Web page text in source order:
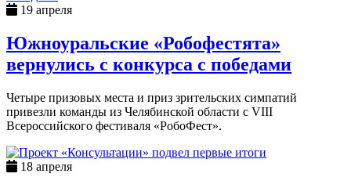
19 апреля
Южноуральские «Робофестята»
вернулись с конкурса с победами
Четыре призовых места и приз зрительских симпатий
привезли команды из Челябинской области с VIII
Всероссийского фестиваля «РобоФест».
18 апреля